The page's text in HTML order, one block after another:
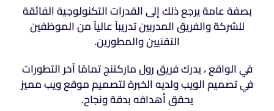
بصفة عامة يرجع ذلك إلى القدرات التكنولوجية الفائقة
للشركة والفريق المدربين تدريباً عالياً من الموظفين
التقنيين والمطورين.
في الواقع ، يدرك فريق رول ماركتنج تمامًا آخر التطورات
في تصميم الويب ولديه الخبرة لتصميم موقع ويب مميز
يحقق أهدافه بدقة ونجاح.